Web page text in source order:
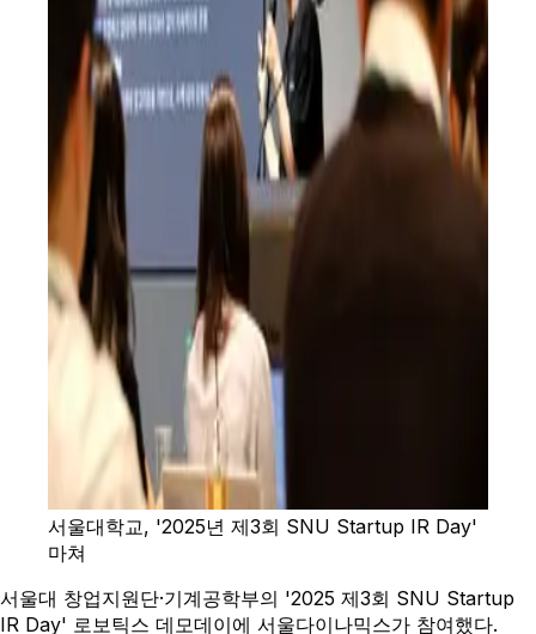
서울대학교, '2025년 제3회 SNU Startup IR Day'
마쳐
서울대 창업지원단·기계공학부의 '2025 제3회 SNU Startup
IR Day' 로보틱스 데모데이에 서울다이나믹스가 참여했다.